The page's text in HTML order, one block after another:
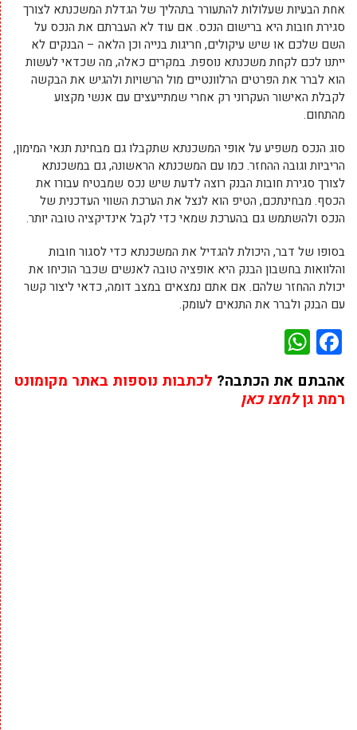
אחת הבעיות שעלולות להתעורר בתהליך של הגדלת המשכנתא לצורך
סגירת חובות היא ברישום הנכס. אם עוד לא העברתם את הנכס על
השם שלכם או שיש עיקולים, חריגות בנייה וכן הלאה – הבנקים לא
ייתנו לכם לקחת משכנתא נוספת. במקרים כאלה, מה שכדאי לעשות
הוא לברר את הפרטים הרלוונטיים מול הרשויות ולהגיש את הבקשה
לקבלת האישור העקרוני רק אחרי שמתייעצים עם אנשי מקצוע
מהתחום.
סוג הנכס משפיע על אופי המשכנתא שתקבלו גם מבחינת תנאי המימון,
הריביות וגובה ההחזר. כמו עם המשכנתא הראשונה, גם במשכנתא
לצורך סגירת חובות הבנק רוצה לדעת שיש נכס שמבטיח עבורו את
הכסף. מבחינתכם, הטיפ הוא לנצל את הערכת השווי העדכנית של
הנכס ולהשתמש גם בהערכת שמאי כדי לקבל אינדיקציה טובה יותר.
בסופו של דבר, היכולת להגדיל את המשכנתא כדי לסגור חובות
והלוואות בחשבון הבנק היא אופציה טובה לאנשים שכבר הוכיחו את
יכולת ההחזר שלהם. אם אתם נמצאים במצב דומה, כדאי ליצור קשר
עם הבנק ולברר את התנאים לעומק.
Facebook
אהבתם את הכתבה? לכתבות נוספות באתר מקומונט
רמת גןלחצו כאן